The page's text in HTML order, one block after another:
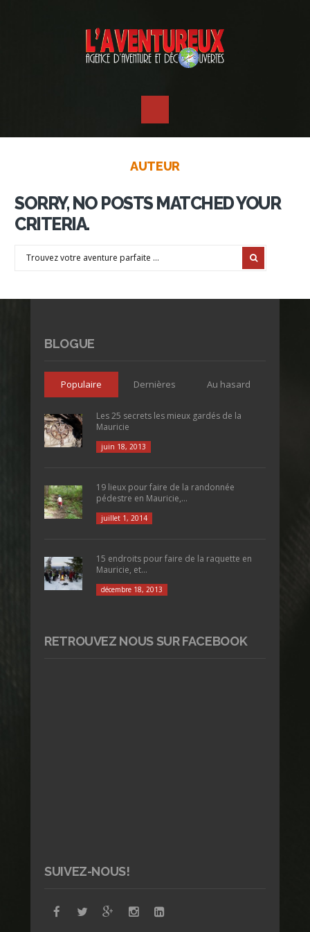
AUTEUR
SORRY, NO POSTS MATCHED YOUR
CRITERIA.
BLOGUE
Populaire Dernières Au hasard
Les 25 secrets les mieux gardés de la
Mauricie
juin 18, 2013
19 lieux pour faire de la randonnée
pédestre en Mauricie,...
juillet 1, 2014
15 endroits pour faire de la raquette en
Mauricie, et...
décembre 18, 2013
RETROUVEZ NOUS SUR FACEBOOK
SUIVEZ-NOUS!